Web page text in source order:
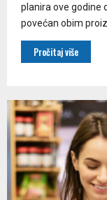
planira ove godine
povećan obim
Pročitaj više